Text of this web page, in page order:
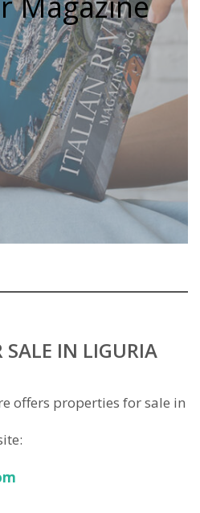
SALE IN LIGURIA
offers properties for sale in